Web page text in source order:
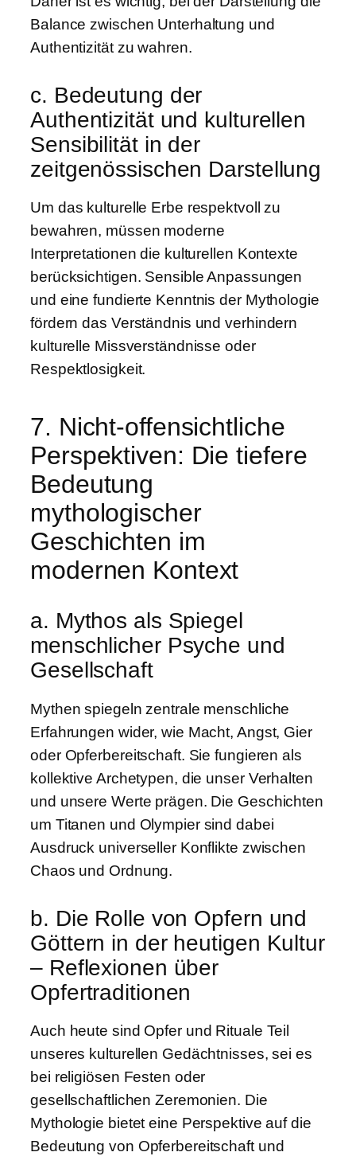
Balance zwischen Unterhaltung und
Authentizität zu wahren.
c. Bedeutung der
Authentizität und kulturellen
Sensibilität in der
zeitgenössischen Darstellung
Um das kulturelle Erbe respektvoll zu
bewahren, müssen moderne
Interpretationen die kulturellen Kontexte
berücksichtigen. Sensible Anpassungen
und eine fundierte Kenntnis der Mythologie
fördern das Verständnis und verhindern
kulturelle Missverständnisse oder
Respektlosigkeit.
7. Nicht-offensichtliche
Perspektiven: Die tiefere
Bedeutung
mythologischer
Geschichten im
modernen Kontext
a. Mythos als Spiegel
menschlicher Psyche und
Gesellschaft
Mythen spiegeln zentrale menschliche
Erfahrungen wider, wie Macht, Angst, Gier
oder Opferbereitschaft. Sie fungieren als
kollektive Archetypen, die unser Verhalten
und unsere Werte prägen. Die Geschichten
um Titanen und Olympier sind dabei
Ausdruck universeller Konflikte zwischen
Chaos und Ordnung.
b. Die Rolle von Opfern und
Göttern in der heutigen Kultur
– Reflexionen über
Opfertraditionen
Auch heute sind Opfer und Rituale Teil
unseres kulturellen Gedächtnisses, sei es
bei religiösen Festen oder
gesellschaftlichen Zeremonien. Die
Mythologie bietet eine Perspektive auf die
Bedeutung von Opferbereitschaft und